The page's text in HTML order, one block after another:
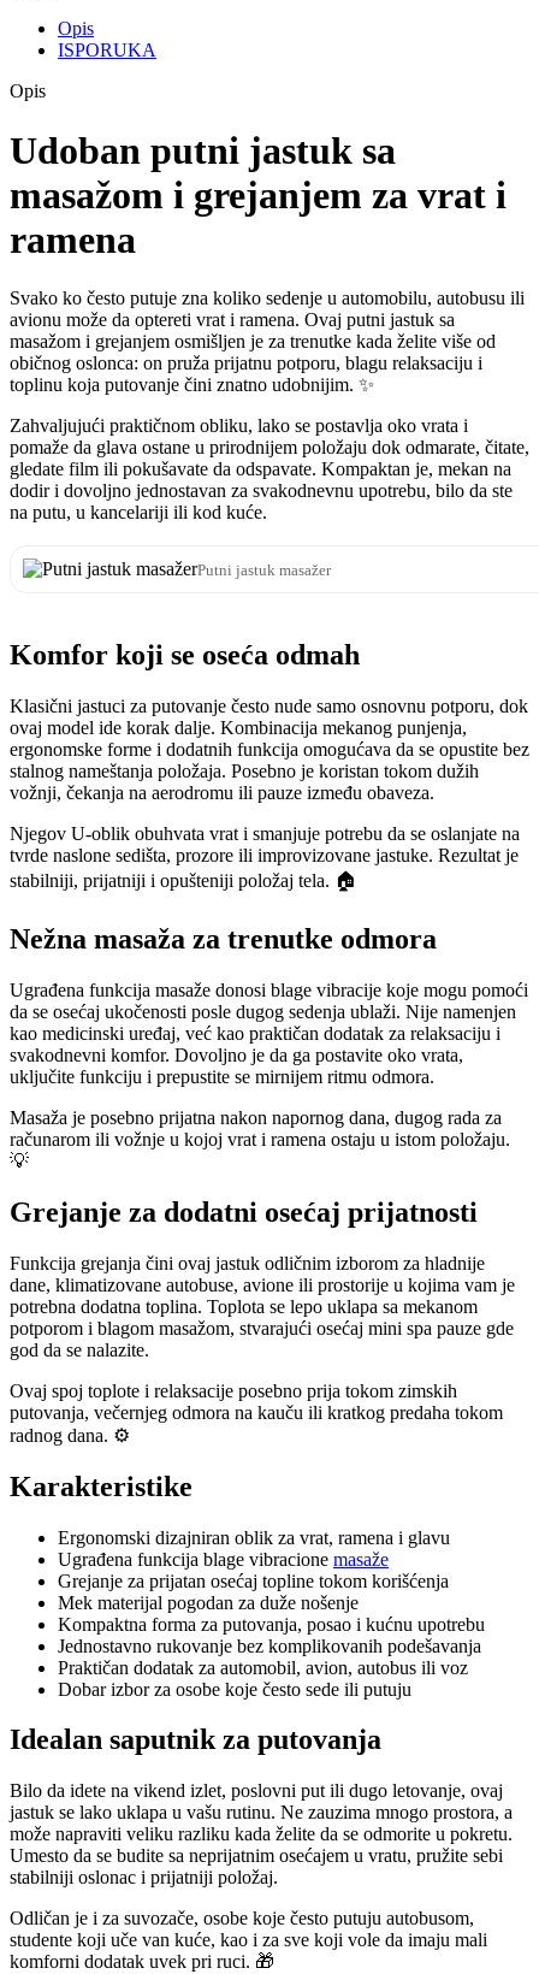
Opis
ISPORUKA
Opis
Udoban putni jastuk sa
masažom i grejanjem za vrat i
ramena
Svako ko često putuje zna koliko sedenje u automobilu, autobusu ili
avionu može da optereti vrat i ramena. Ovaj putni jastuk sa
masažom i grejanjem osmišljen je za trenutke kada želite više od
običnog oslonca: on pruža prijatnu potporu, blagu relaksaciju i
toplinu koja putovanje čini znatno udobnijim. ✨
Zahvaljujući praktičnom obliku, lako se postavlja oko vrata i
pomaže da glava ostane u prirodnijem položaju dok odmarate, čitate,
gledate film ili pokušavate da odspavate. Kompaktan je, mekan na
dodir i dovoljno jednostavan za svakodnevnu upotrebu, bilo da ste
na putu, u kancelariji ili kod kuće.
Putni jastuk masažer
Komfor koji se oseća odmah
Klasični jastuci za putovanje često nude samo osnovnu potporu, dok
ovaj model ide korak dalje. Kombinacija mekanog punjenja,
ergonomske forme i dodatnih funkcija omogućava da se opustite bez
stalnog nameštanja položaja. Posebno je koristan tokom dužih
vožnji, čekanja na aerodromu ili pauze između obaveza.
Njegov U-oblik obuhvata vrat i smanjuje potrebu da se oslanjate na
tvrde naslone sedišta, prozore ili improvizovane jastuke. Rezultat je
stabilniji, prijatniji i opušteniji položaj tela. 🏠
Nežna masaža za trenutke odmora
Ugrađena funkcija masaže donosi blage vibracije koje mogu pomoći
da se osećaj ukočenosti posle dugog sedenja ublaži. Nije namenjen
kao medicinski uređaj, već kao praktičan dodatak za relaksaciju i
svakodnevni komfor. Dovoljno je da ga postavite oko vrata,
uključite funkciju i prepustite se mirnijem ritmu odmora.
Masaža je posebno prijatna nakon napornog dana, dugog rada za
računarom ili vožnje u kojoj vrat i ramena ostaju u istom položaju.
💡
Grejanje za dodatni osećaj prijatnosti
Funkcija grejanja čini ovaj jastuk odličnim izborom za hladnije
dane, klimatizovane autobuse, avione ili prostorije u kojima vam je
potrebna dodatna toplina. Toplota se lepo uklapa sa mekanom
potporom i blagom masažom, stvarajući osećaj mini spa pauze gde
god da se nalazite.
Ovaj spoj toplote i relaksacije posebno prija tokom zimskih
putovanja, večernjeg odmora na kauču ili kratkog predaha tokom
radnog dana. ⚙️
Karakteristike
Ergonomski dizajniran oblik za vrat, ramena i glavu
Ugrađena funkcija blage vibracione masaže
Grejanje za prijatan osećaj topline tokom korišćenja
Mek materijal pogodan za duže nošenje
Kompaktna forma za putovanja, posao i kućnu upotrebu
Jednostavno rukovanje bez komplikovanih podešavanja
Praktičan dodatak za automobil, avion, autobus ili voz
Dobar izbor za osobe koje često sede ili putuju
Idealan saputnik za putovanja
Bilo da idete na vikend izlet, poslovni put ili dugo letovanje, ovaj
jastuk se lako uklapa u vašu rutinu. Ne zauzima mnogo prostora, a
može napraviti veliku razliku kada želite da se odmorite u pokretu.
Umesto da se budite sa neprijatnim osećajem u vratu, pružite sebi
stabilniji oslonac i prijatniji položaj.
Odličan je i za suvozače, osobe koje često putuju autobusom,
studente koji uče van kuće, kao i za sve koji vole da imaju mali
komforni dodatak uvek pri ruci. 🎁